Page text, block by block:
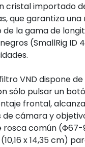
cristal importado
que garantiza
la gama de
(SmallRig ID
VND dispone
sólo pulsar un
frontal,
de cámara y
rosca común
x 14,35 cm)